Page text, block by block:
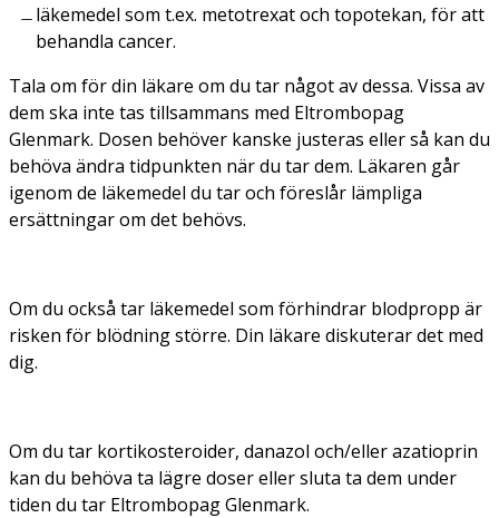
läkemedel som t.ex. metotrexat och topotekan, för att
behandla cancer.
Tala om för din läkare om du tar något av dessa. Vissa av
dem ska inte tas tillsammans med Eltrombopag
Glenmark. Dosen behöver kanske justeras eller så kan du
behöva ändra tidpunkten när du tar dem. Läkaren går
igenom de läkemedel du tar och föreslår lämpliga
ersättningar om det behövs.
Om du också tar läkemedel som förhindrar blodpropp är
risken för blödning större. Din läkare diskuterar det med
dig.
Om du tar kortikosteroider, danazol och/eller azatioprin
kan du behöva ta lägre doser eller sluta ta dem under
tiden du tar Eltrombopag Glenmark.